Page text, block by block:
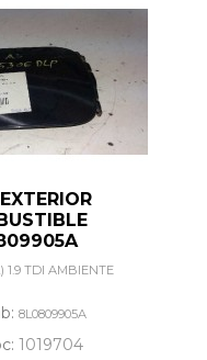
1.9 TDI AMBIENTE
8L0809905A
1019704